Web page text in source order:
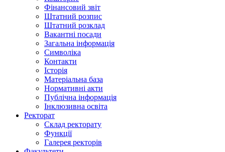
Фінансовий звіт
Штатний розпис
Штатний розклад
Вакантні посади
Загальна інформація
Символіка
Контакти
Історія
Матеріальна база
Нормативні акти
Публічна інформація
Інклюзивна освіта
Ректорат
Склад ректорату
Функції
Галерея ректорів